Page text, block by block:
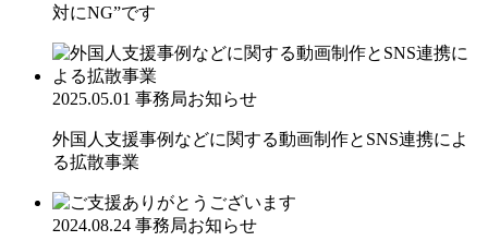
対にNG”です
2025.05.01 事務局お知らせ
外国人支援事例などに関する動画制作とSNS連携によ
る拡散事業
2024.08.24 事務局お知らせ